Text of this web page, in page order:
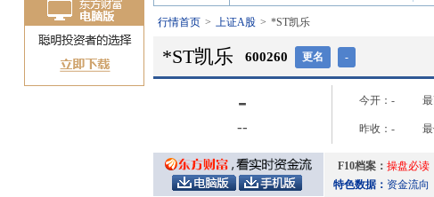
行情首页 上证A股 *ST凯乐
*ST凯乐 600260 更名 -
-
--
今开： - 最
昨收： - 最
F10档案： 操盘必读
特色数据： 资金流向